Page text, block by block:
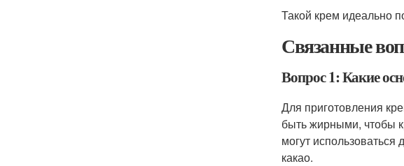
Такой крем идеально
Связанные
Вопрос 1: Какие
Для приготовления
быть жирными, чтобы
могут
какао.